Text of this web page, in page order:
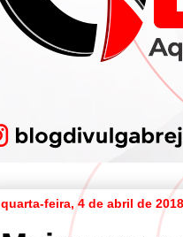
quarta-feira, 4 de abril de 2018